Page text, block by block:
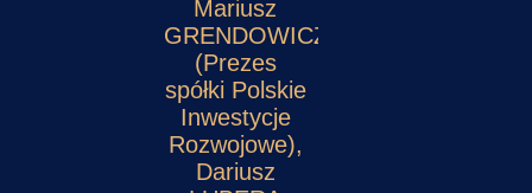
Mariusz
GRENDOWICZ
(Prezes
spółki Polskie
Inwestycje
Rozwojowe),
Dariusz